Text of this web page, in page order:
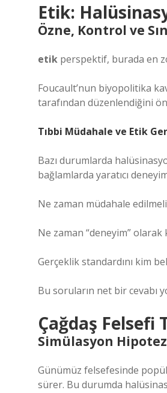
Etik:
Özne, Kontrol ve
etik perspektif, burada en
Foucault’nun biyopolitika
tarafından düzenlendiğini
Tıbbi Müdahale ve Etik
Bazı durumlarda
bağlamlarda yaratıcı
Ne zaman müdahale
Ne zaman “deneyim”
Gerçeklik standardını kim
Bu soruların net bir cevabı
Çağdaş Felsefi
Simülasyon
Günümüz felsefesinde
sürer. Bu durumda